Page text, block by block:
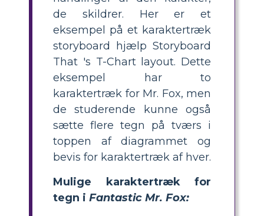
de skildrer. Her er et
eksempel på et karaktertræk
storyboard hjælp Storyboard
That 's T-Chart layout. Dette
eksempel har to
karaktertræk for Mr. Fox, men
de studerende kunne også
sætte flere tegn på tværs i
toppen af ​​diagrammet og
bevis for karaktertræk af hver.
Mulige karaktertræk for
tegn i Fantastic Mr. Fox: